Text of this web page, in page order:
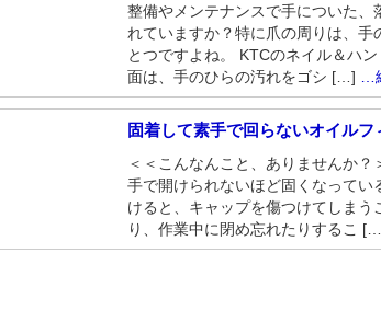
整備やメンテナンスで手についた、
れていますか？特に爪の周りは、
とつですよね。 KTCのネイル＆ハ
面は、手のひらの汚れをゴシ […]
…
固着して素手で回らないオイル
＜＜こんなんこと、ありませんか
手で開けられないほど固くなってい
けると、キャップを傷つけてしまう
り、作業中に閉め忘れたりするこ